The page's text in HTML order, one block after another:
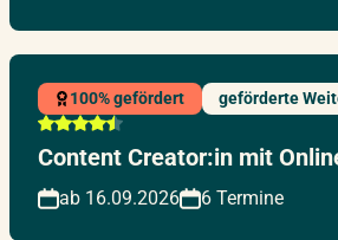
100% gefördert geförderte
Content Creator:in mit
ab 16.09.2026 6 Termine